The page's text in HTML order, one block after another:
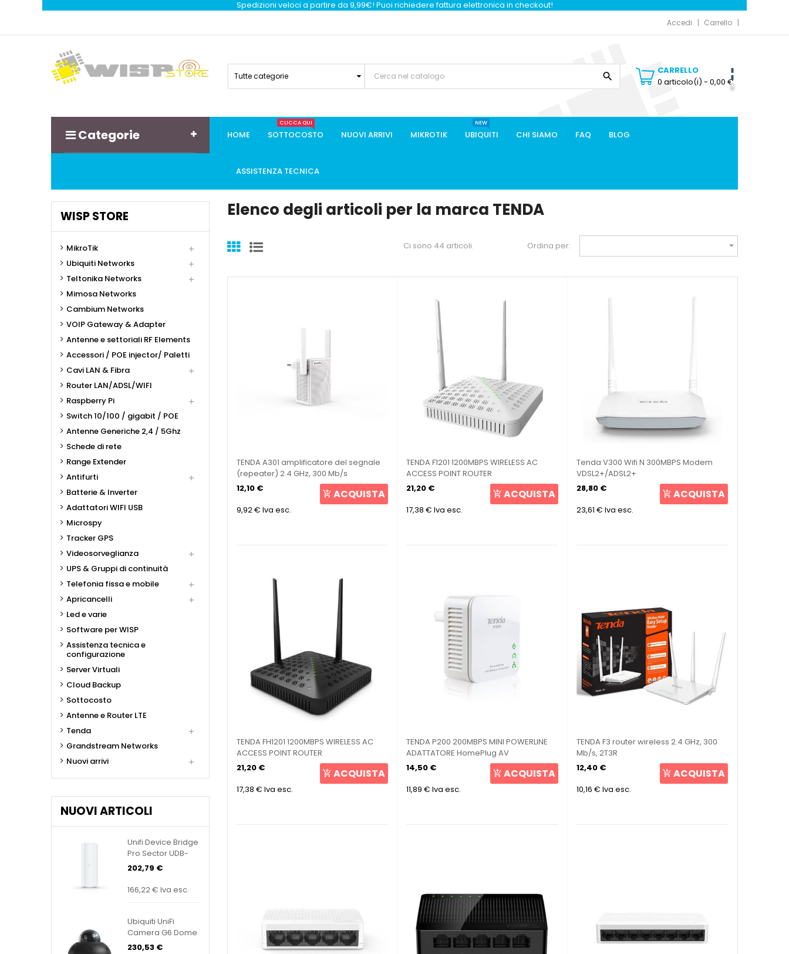
Spedizioni veloci a partire da 9,99€! Puoi richiedere fattura elettronica in checkout!
Accedi Carrello
Tutte categorie 
CARRELLO
0 articolo(i) - 0,00 €
Categorie HOME SOTTOCOSTO
CLICCA QUI
NUOVI ARRIVI MIKROTIK UBIQUITI
NEW
CHI SIAMO FAQ BLOG
ASSISTENZA TECNICA
WISP STORE
MikroTik 
Ubiquiti Networks 
Teltonika Networks 
Mimosa Networks
Cambium Networks
VOIP Gateway & Adapter
Antenne e settoriali RF Elements
Accessori / POE injector/ Paletti
Cavi LAN & Fibra

Router LAN/ADSL/WIFI
Raspberry Pi

Switch 10/100 / gigabit / POE
Antenne Generiche 2,4 / 5Ghz
Schede di rete
Range Extender
Antifurti

Batterie & Inverter
Adattatori WIFI USB
Microspy
Tracker GPS
Videosorveglianza

UPS & Gruppi di continuità
Telefonia fissa e mobile

Apricancelli 
Led e varie
Software per WISP
Assistenza tecnica e
configurazione
Server Virtuali
Cloud Backup
Sottocosto
Antenne e Router LTE
Tenda

Grandstream Networks
Nuovi arrivi

NUOVI ARTICOLI
Unifi Device Bridge
Pro Sector UDB-
Pro-Sector
202,79 €
166,22 € Iva esc.
Ubiquiti UniFi
Camera G6 Dome
Black UVC-G6-
230,53 €
Elenco degli articoli per la marca TENDA
Ci sono 44 articoli. Ordina per: 
TENDA A301 amplificatore del segnale
(repeater) 2.4 GHz, 300 Mb/s
12,10 €
9,92 € Iva esc.
ACQUISTA
TENDA F1201 1200MBPS WIRELESS AC
ACCESS POINT ROUTER
21,20 €
17,38 € Iva esc.
ACQUISTA
Tenda V300 Wifi N 300MBPS Modem
VDSL2+/ADSL2+
28,80 €
23,61 € Iva esc.
ACQUISTA
TENDA FH1201 1200MBPS WIRELESS AC
ACCESS POINT ROUTER
21,20 €
17,38 € Iva esc.
ACQUISTA
TENDA P200 200MBPS MINI POWERLINE
ADATTATORE HomePlug AV
14,50 €
11,89 € Iva esc.
ACQUISTA
TENDA F3 router wireless 2.4 GHz, 300
Mb/s, 2T3R
12,40 €
10,16 € Iva esc.
ACQUISTA